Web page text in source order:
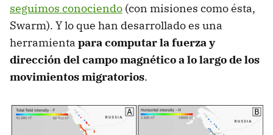
seguimos conociendo (con misiones como ésta,
Swarm). Y lo que han desarrollado es una
herramienta para computar la fuerza y
dirección del campo magnético a lo largo de los
movimientos migratorios.